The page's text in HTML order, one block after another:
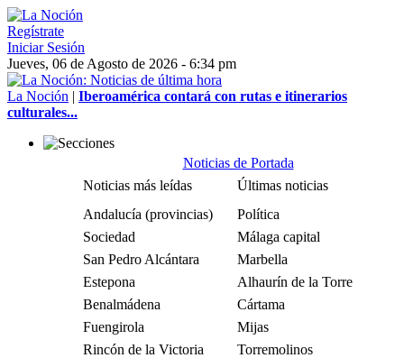
Regístrate
Iniciar Sesión
Jueves, 06 de Agosto de 2026 - 6:34 pm
La Noción | Iberoamérica contará con rutas e itinerarios
culturales...
Noticias de Portada
Noticias más leídas
Últimas noticias
Andalucía (provincias)
Política
Sociedad
Málaga capital
San Pedro Alcántara
Marbella
Estepona
Alhaurín de la Torre
Benalmádena
Cártama
Fuengirola
Mijas
Rincón de la Victoria
Torremolinos